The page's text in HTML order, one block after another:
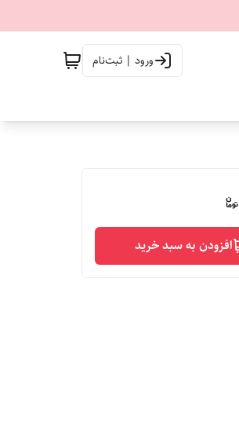
ورود | ثبت‌نام
افزودن به سبد خرید